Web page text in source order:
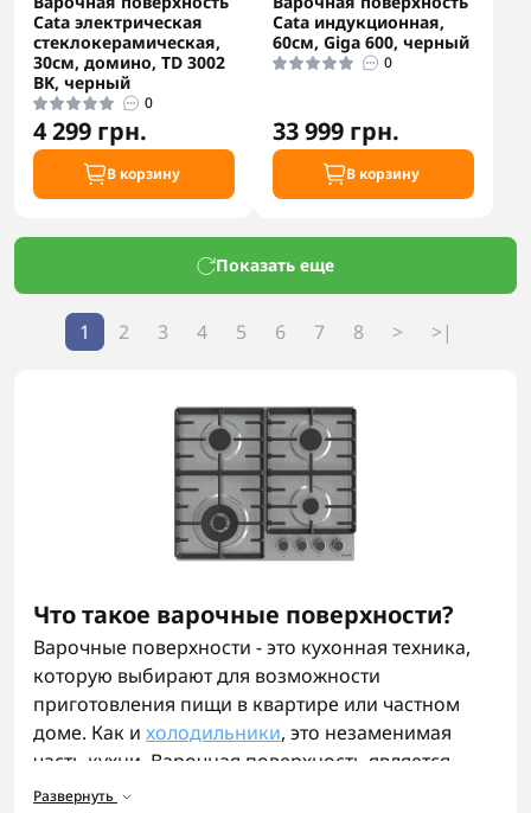
Cata электрическая
стеклокерамическая,
30см, домино, TD 3002
BK, черный
0
4 299 грн.
В корзину
Cata индукционная,
60см, Giga 600, черный
0
33 999 грн.
В корзину
Показать еще
1 2 3 4 5 6 7 8 > >|
Что такое варочные поверхности?
Варочные поверхности - это кухонная техника,
которую выбирают для возможности
приготовления пищи в квартире или частном
доме. Как и холодильники, это незаменимая
часть кухни. Варочная поверхность является
отдельной частью бытовой техники, в отличие от
Развернуть